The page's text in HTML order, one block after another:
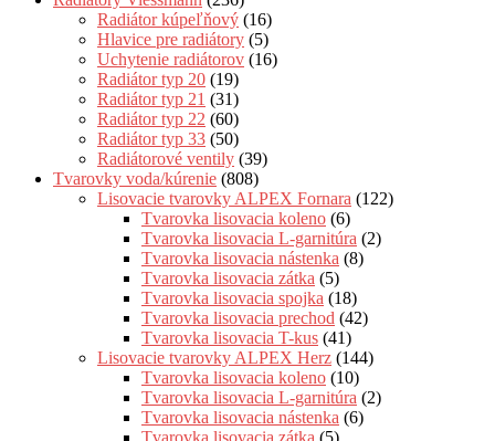
Radiátor kúpeľňový (16)
Hlavice pre radiátory (5)
Uchytenie radiátorov (16)
Radiátor typ 20 (19)
Radiátor typ 21 (31)
Radiátor typ 22 (60)
Radiátor typ 33 (50)
Radiátorové ventily (39)
Tvarovky voda/kúrenie (808)
Lisovacie tvarovky ALPEX Fornara (122)
Tvarovka lisovacia koleno (6)
Tvarovka lisovacia L-garnitúra (2)
Tvarovka lisovacia nástenka (8)
Tvarovka lisovacia zátka (5)
Tvarovka lisovacia spojka (18)
Tvarovka lisovacia prechod (42)
Tvarovka lisovacia T-kus (41)
Lisovacie tvarovky ALPEX Herz (144)
Tvarovka lisovacia koleno (10)
Tvarovka lisovacia L-garnitúra (2)
Tvarovka lisovacia nástenka (6)
Tvarovka lisovacia zátka (5)